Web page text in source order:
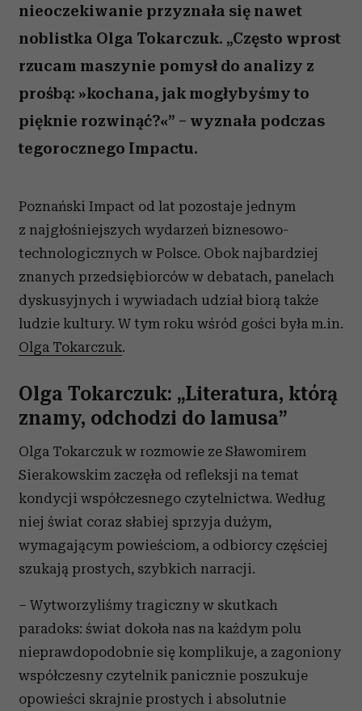
nieoczekiwanie przyznała się nawet
noblistka Olga Tokarczuk. „Często wprost
rzucam maszynie pomysł do analizy z
prośbą: »kochana, jak mogłybyśmy to
pięknie rozwinąć?«” – wyznała podczas
tegorocznego Impactu.
Poznański Impact od lat pozostaje jednym
z najgłośniejszych wydarzeń biznesowo-
technologicznych w Polsce. Obok najbardziej
znanych przedsiębiorców w debatach, panelach
dyskusyjnych i wywiadach udział biorą także
ludzie kultury. W tym roku wśród gości była m.in.
Olga Tokarczuk.
Olga Tokarczuk: „Literatura, którą
znamy, odchodzi do lamusa”
Olga Tokarczuk w rozmowie ze Sławomirem
Sierakowskim zaczęła od refleksji na temat
kondycji współczesnego czytelnictwa. Według
niej świat coraz słabiej sprzyja dużym,
wymagającym powieściom, a odbiorcy częściej
szukają prostych, szybkich narracji.
– Wytworzyliśmy tragiczny w skutkach
paradoks: świat dokoła nas na każdym polu
nieprawdopodobnie się komplikuje, a zagoniony
współczesny czytelnik panicznie poszukuje
opowieści skrajnie prostych i absolutnie